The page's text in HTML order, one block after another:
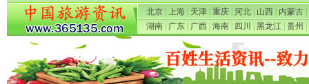
北京 上海 天津 重庆 河北 山西 内蒙古
湖南
广东 广西 海南 四川 黑龙江 贵州